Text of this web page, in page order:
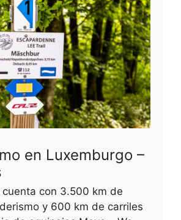
en Luxemburgo –
con 3.500 km de
y 600 km de carriles